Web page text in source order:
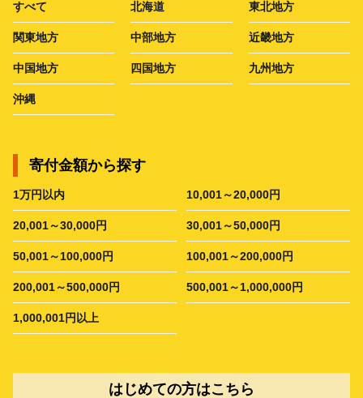
すべて 北海道 東北地方
関東地方 中部地方 近畿地方
中国地方 四国地方 九州地方
沖縄
寄付金額から探す
1万円以内 10,001～20,000円
20,001～30,000円 30,001～50,000円
50,001～100,000円 100,001～200,000円
200,001～500,000円 500,001～1,000,000円
1,000,001円以上
はじめての方はこちら